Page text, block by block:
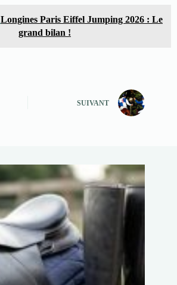
Longines Paris Eiffel Jumping 2026 : Le
grand bilan !
SUIVANT